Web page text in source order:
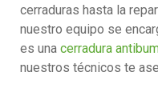
cerraduras hasta la
nuestro equipo se
es una cerradura
nuestros técnicos te